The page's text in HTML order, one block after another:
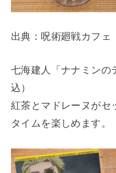
出典：呪術廻戦カフ
七海建人「ナナミンの
込）
紅茶とマドレーヌがセ
タイムを楽しめます。